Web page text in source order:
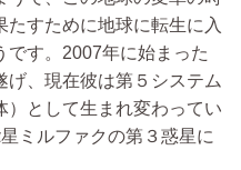
すために地球に転生に入
です。2007年に始まった
げ、現在彼は第５システム
）として生まれ変わってい
ミルファクの第３惑星に